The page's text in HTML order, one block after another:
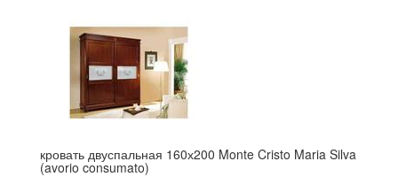
кровать двуспальная 160х200 Monte Cristo Maria Silva
(avorio consumato)